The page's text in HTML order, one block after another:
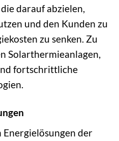
darauf abzielen,
und den Kunden zu
zu senken. Zu
Solarthermieanlagen,
fortschrittliche
der